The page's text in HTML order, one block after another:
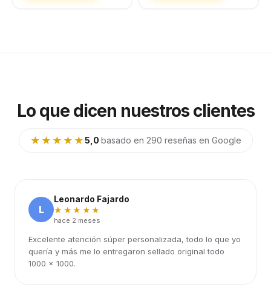
Lo que dicen nuestros clientes
★★★★★5,0·basado en 290 reseñas en Google
L
Leonardo Fajardo
★★★★★
hace 2 meses
Excelente atención súper personalizada, todo lo que yo
quería y más me lo entregaron sellado original todo
1000 x 1000.